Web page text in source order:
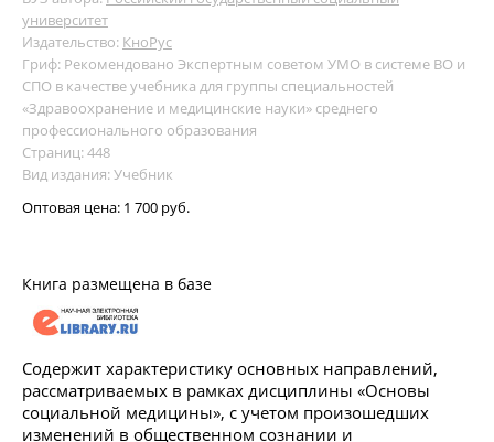
университет
Издательство: КноРус
Гриф: Рекомендовано Экспертным советом УМО в системе ВО и
СПО в качестве учебника для группы специальностей
«Здравоохранение и медицинские науки» среднего
профессионального образования
Страниц: 448
Вид издания: Учебник
Оптовая цена: 1 700 руб.
Книга размещена в базе
Содержит характеристику основных направлений,
рассматриваемых в рамках дисциплины «Основы
социальной медицины», с учетом произошедших
изменений в общественном сознании и